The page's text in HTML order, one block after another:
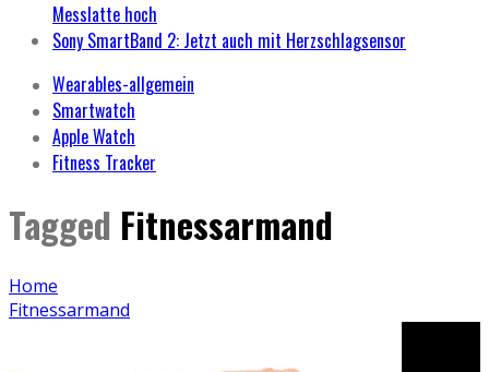
Messlatte hoch
Sony SmartBand 2: Jetzt auch mit Herzschlagsensor
Wearables-allgemein
Smartwatch
Apple Watch
Fitness Tracker
Tagged Fitnessarmand
Home
Fitnessarmand